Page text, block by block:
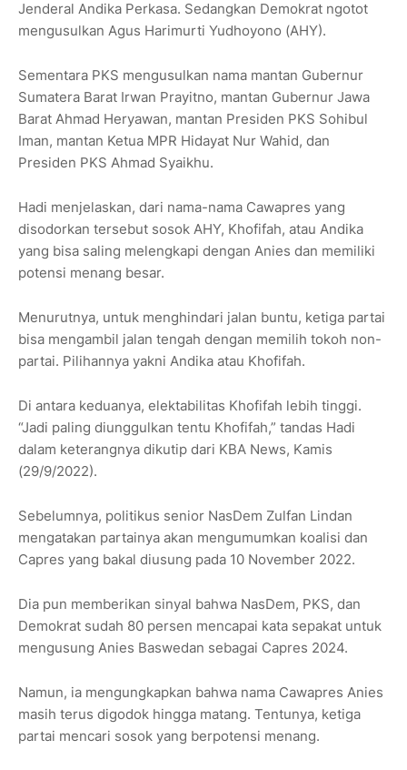
Jenderal Andika Perkasa. Sedangkan Demokrat ngotot
mengusulkan Agus Harimurti Yudhoyono (AHY).
Sementara PKS mengusulkan nama mantan Gubernur
Sumatera Barat Irwan Prayitno, mantan Gubernur Jawa
Barat Ahmad Heryawan, mantan Presiden PKS Sohibul
Iman, mantan Ketua MPR Hidayat Nur Wahid, dan
Presiden PKS Ahmad Syaikhu.
Hadi menjelaskan, dari nama-nama Cawapres yang
disodorkan tersebut sosok AHY, Khofifah, atau Andika
yang bisa saling melengkapi dengan Anies dan memiliki
potensi menang besar.
Menurutnya, untuk menghindari jalan buntu, ketiga partai
bisa mengambil jalan tengah dengan memilih tokoh non-
partai. Pilihannya yakni Andika atau Khofifah.
Di antara keduanya, elektabilitas Khofifah lebih tinggi.
“Jadi paling diunggulkan tentu Khofifah,” tandas Hadi
dalam keterangnya dikutip dari KBA News, Kamis
(29/9/2022).
Sebelumnya, politikus senior NasDem Zulfan Lindan
mengatakan partainya akan mengumumkan koalisi dan
Capres yang bakal diusung pada 10 November 2022.
Dia pun memberikan sinyal bahwa NasDem, PKS, dan
Demokrat sudah 80 persen mencapai kata sepakat untuk
mengusung Anies Baswedan sebagai Capres 2024.
Namun, ia mengungkapkan bahwa nama Cawapres Anies
masih terus digodok hingga matang. Tentunya, ketiga
partai mencari sosok yang berpotensi menang.